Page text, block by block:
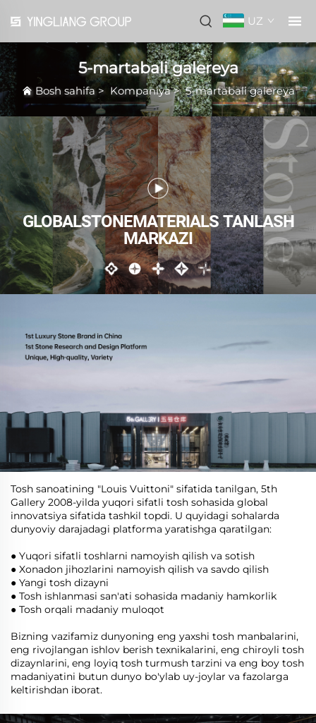
UZ
5-martabali galereya
Bosh sahifa> Kompaniya>5-martabali galereya
GLOBALSTONEMATERIALS TANLASH
MARKAZI
Tosh sanoatining "Louis Vuittoni" sifatida tanilgan, 5th
Gallery 2008-yilda yuqori sifatli tosh sohasida global
innovatsiya sifatida tashkil topdi. U quyidagi sohalarda
dunyoviy darajadagi platforma yaratishga qaratilgan:
● Yuqori sifatli toshlarni namoyish qilish va sotish
● Xonadon jihozlarini namoyish qilish va savdo qilish
● Yangi tosh dizayni
● Tosh ishlanmasi san'ati sohasida madaniy hamkorlik
● Tosh orqali madaniy muloqot
Bizning vazifamiz dunyoning eng yaxshi tosh manbalarini,
eng rivojlangan ishlov berish texnikalarini, eng chiroyli tosh
dizaynlarini, eng loyiq tosh turmush tarzini va eng boy tosh
madaniyatini butun dunyo bo'ylab uy-joylar va fazolarga
keltirishdan iborat.